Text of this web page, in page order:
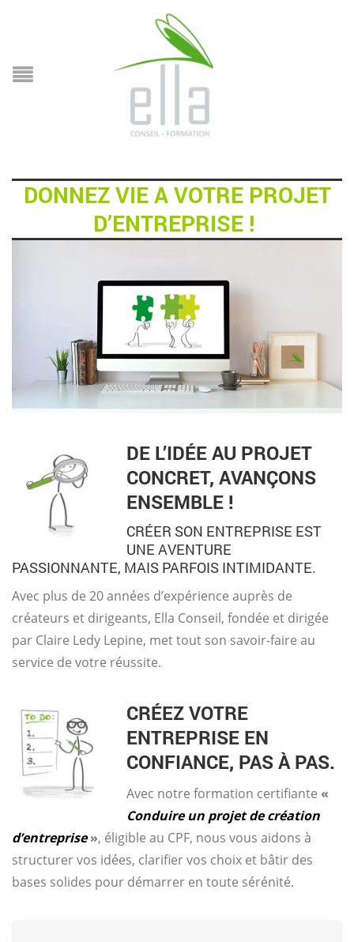
DONNEZ VIE A VOTRE PROJET
D’ENTREPRISE !
DE L’IDÉE AU PROJET
CONCRET, AVANÇONS
ENSEMBLE !
CRÉER SON ENTREPRISE EST
UNE AVENTURE
PASSIONNANTE, MAIS PARFOIS INTIMIDANTE.
Avec plus de 20 années d’expérience auprès de
créateurs et dirigeants, Ella Conseil, fondée et dirigée
par Claire Ledy Lepine, met tout son savoir-faire au
service de votre réussite.
CRÉEZ VOTRE
ENTREPRISE EN
CONFIANCE, PAS À PAS.
Avec notre formation certifiante «
Conduire un projet de création
d’entreprise», éligible au CPF, nous vous aidons à
structurer vos idées, clarifier vos choix et bâtir des
bases solides pour démarrer en toute sérénité.